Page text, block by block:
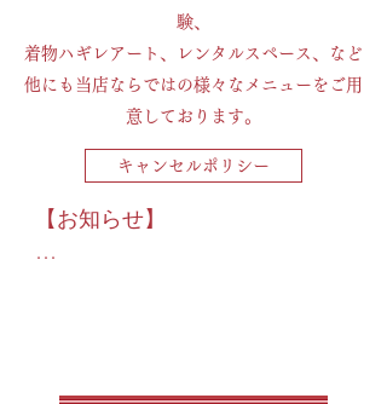
験、
着物ハギレアート、レンタルスペース、など
他にも当店ならではの様々なメニューをご用
意しております。
キャンセルポリシー
【お知らせ】